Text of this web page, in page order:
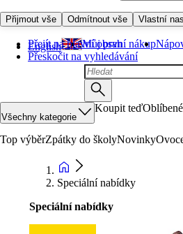
Přijmout vše Odmítnout vše Vlastní
Přejít na hlavní obsah
Přeskočit na vyhledávání
English Můj první nákup
Všechny kategorie
Koupit teďOblíbené
Top výběrZpátky do školyNovinky
Speciální nabídky
Speciální nabídky